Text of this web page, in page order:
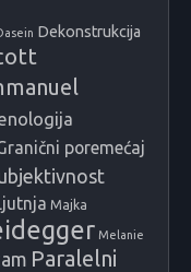
Dekonstrukcija
poremećaj
Majka
Melanie
Paralelni